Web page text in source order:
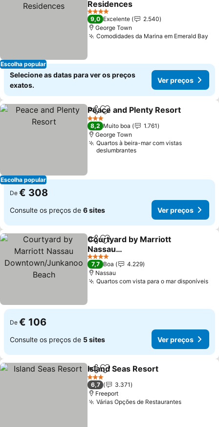
Escolha popular
Residences
4 Estrelas
9,0 Excelente
2.540
George Town
Comodidades da Marina em Emerald Bay
Selecione as datas para ver os preços
exatos.
Ver preços
Escolha popular
PartilharAdicionar aos favoritos
Peace and Plenty Resort
3 Estrelas
8,2 Muito boa
1.761
George Town
Quartos à beira-mar com vistas
deslumbrantes
De € 308
Consulte os preços de 6 sites Ver preços
PartilharAdicionar aos favoritos
Courtyard by Marriott
Nassau
Downtown/Junkanoo
Beach
4 Estrelas
7,7 Boa
4.229
Nassau
Quartos com vista para o mar disponíveis
De € 106
Consulte os preços de 5 sites Ver preços
PartilharAdicionar aos favoritos
Island Seas Resort
3 Estrelas
6,7
3.371
Freeport
Várias Opções de Restaurantes